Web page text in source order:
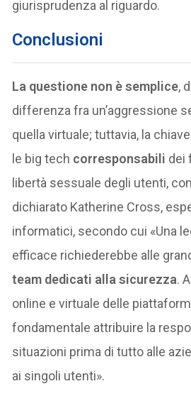
giurisprudenza al riguardo.
Conclusioni
La questione non è semplice,
differenza fra un’aggressione
quella virtuale; tuttavia, la
le big tech corresponsabili dei
libertà sessuale degli utenti,
dichiarato Katherine Cross,
informatici, secondo cui «Una
efficace richiederebbe alle
team dedicati alla sicurezza.
online e virtuale delle
fondamentale attribuire la
situazioni prima di tutto alle
ai singoli utenti».